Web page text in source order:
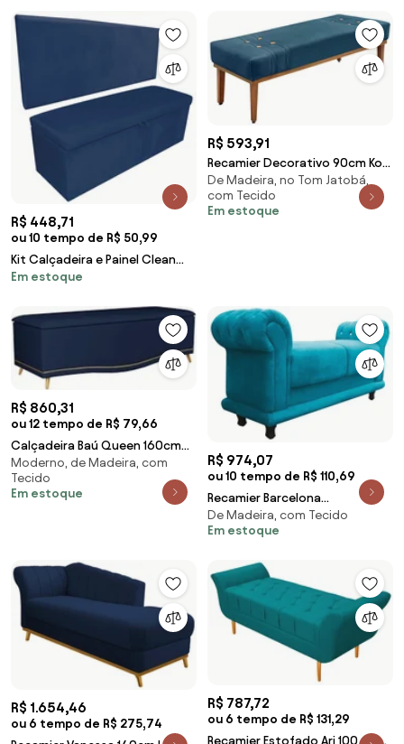
R$ 448,71
ou 10 tempo de R$ 50,99
Kit Calçadeira e Painel Clean
100 cm Suede - Azul Marinho
Em estoque
R$ 593,91
Recamier Decorativo 90cm Kors
Veludo Pés de Madeira Azul
Marinho G63 - Gran Belo
De Madeira, no Tom Jatobá,
com Tecido
Em estoque
R$ 860,31
ou 12 tempo de R$ 79,66
Calçadeira Baú Queen 160cm
com Tachas Imperial J02 Veludo
Azul - Mpoze
Moderno, de Madeira, com
Tecido
Em estoque
R$ 974,07
ou 10 tempo de R$ 110,69
Recamier Barcelona
Namoradeira Calçadeira Suede
Azul Turquesa com Strass M11 -
De Madeira, com Tecido
Em estoque
R$ 1.654,46
ou 6 tempo de R$ 275,74
R$ 787,72
ou 6 tempo de R$ 131,29
Recamier Estofado Ari 100 cm